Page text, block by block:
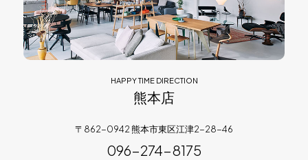
HAPPY TIME DIRECTION
熊本店
〒862-0942 熊本市東区江津2-28-46
096-274-8175